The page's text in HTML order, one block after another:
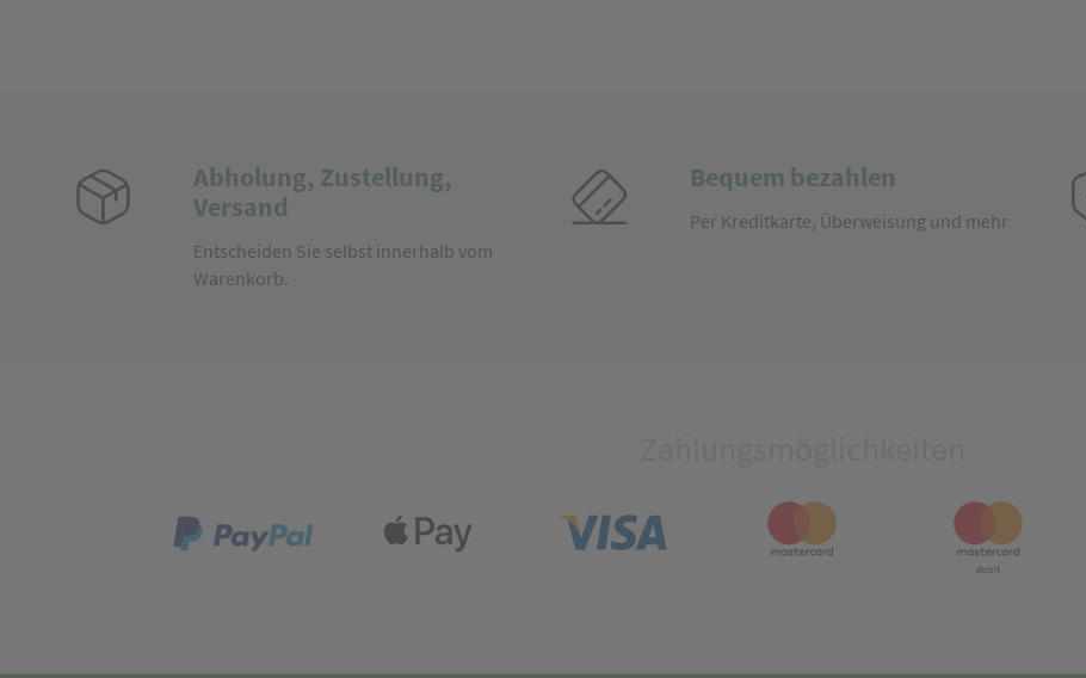
Abholung, Zustellung,
Versand
Entscheiden Sie selbst innerhalb vom
Warenkorb.
Bequem bezahlen
Per Kreditkarte, Überweisung und mehr